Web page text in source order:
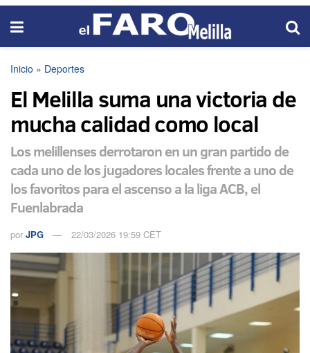
Inicio » Deportes
El Melilla suma una victoria de
mucha calidad como local
Los melillenses derrotaron en un gran partido de
cada uno de los jugadores locales frente a uno de
los favoritos para el ascenso a la liga ACB, el
Fuenlabrada
por JPG 22/03/2026 19:59 CET